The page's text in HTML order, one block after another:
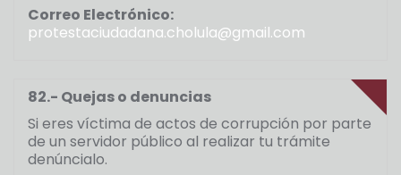
Correo Electrónico:
protestaciudadana.cholula@gmail.com
82.- Quejas o denuncias
Si eres víctima de actos de corrupción por parte
de un servidor público al realizar tu trámite
denúncialo.